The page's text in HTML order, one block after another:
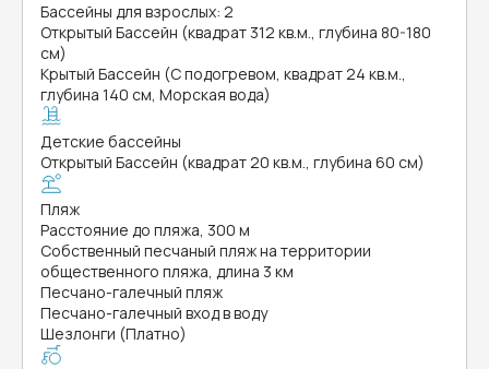
Бассейны для взрослых: 2
Открытый Бассейн (квадрат 312 кв.м., глубина 80-180
см)
Крытый Бассейн (С подогревом, квадрат 24 кв.м.,
глубина 140 см, Морская вода)
Детские бассейны
Открытый Бассейн (квадрат 20 кв.м., глубина 60 см)
Пляж
Расстояние до пляжа, 300 м
Собственный песчаный пляж на территории
общественного пляжа, длина 3 км
Песчано-галечный пляж
Песчано-галечный вход в воду
Шезлонги (Платно)